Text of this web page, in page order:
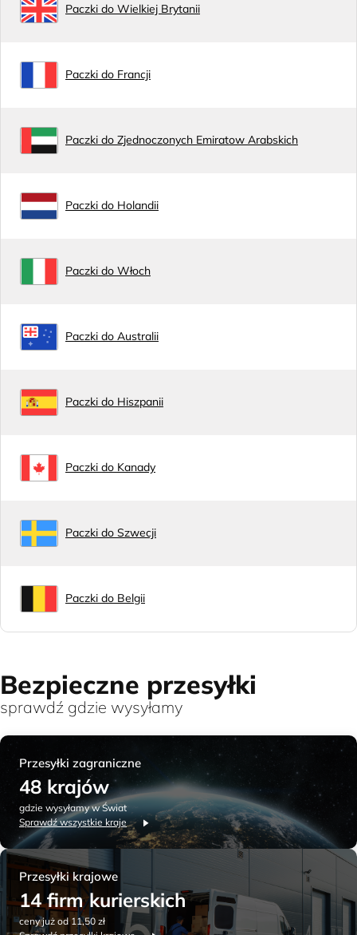
Paczki do Wielkiej Brytanii
Paczki do Francji
Paczki do Zjednoczonych Emiratow Arabskich
Paczki do Holandii
Paczki do Włoch
Paczki do Australii
Paczki do Hiszpanii
Paczki do Kanady
Paczki do Szwecji
Paczki do Belgii
Bezpieczne przesyłki
sprawdź gdzie wysyłamy
Przesyłki zagraniczne
48 krajów
gdzie wysyłamy w Świat
Sprawdź wszystkie kraje
Przesyłki krajowe
14 firm kurierskich
ceny już od 11,50 zł